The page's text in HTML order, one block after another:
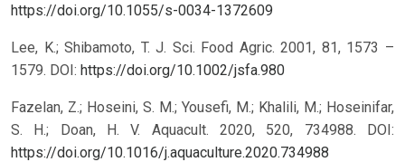
https://doi.org/10.1055/s-0034-1372609
Lee, K.; Shibamoto, T. J. Sci. Food Agric. 2001, 81, 1573 –
1579. DOI: https://doi.org/10.1002/jsfa.980
Fazelan, Z.; Hoseini, S. M.; Yousefi, M.; Khalili, M.; Hoseinifar,
S. H.; Doan, H. V. Aquacult. 2020, 520, 734988. DOI:
https://doi.org/10.1016/j.aquaculture.2020.734988